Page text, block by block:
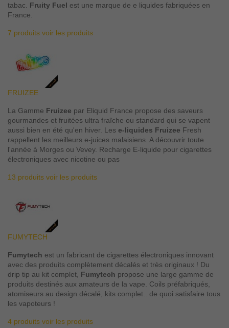
tabac. Fruity Fuel est une marque de e liquides fabriquées en
France.
7 produits voir les produits
FRUIZEE
La Gamme Fruizee par Eliquid France propose des saveurs
gourmandes et fruitées ultra fraîche ou standard qui se vapent
aussi bien en été qu'en hiver. Les e-liquides Fruizee Fresh
rappellent les meilleurs e-juices malaisiens. A découvrir toute
l'année à Morges ou Vevey. Recharge E-liquide pour cigarettes
électroniques avec nicotine ou pas
13 produits voir les produits
FUMYTECH
Fumytech est un fabricant de cigarettes électroniques innovant
avec des produits complètement décalés et très originaux ! Du
drip tip au kit complet, Fumytech propose une large gamme de
produits destinés aux amateurs de la vape. Coils préfabriqués,
atomiseurs au design décalé, kits complet.. de quoi satisfaire tous
les vapoteurs !
4 produits voir les produits